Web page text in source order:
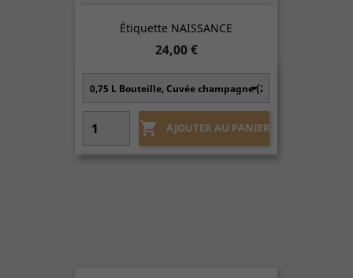
Étiquette NAISSANCE
Prix
24,00 €
 AJOUTER AU PANIER